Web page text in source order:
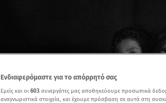
Ενδιαφερόμαστε για το απόρρητό σας
Εμείς και οι 603 συνεργάτες μας αποθηκεύουμε προσωπικά
αναγνωριστικά στοιχεία, και έχουμε πρόσβαση σε αυτά στη